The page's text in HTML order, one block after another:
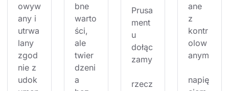
owyw
any i
utrwa
lany
zgod
nie z
udok
bne
warto
ści,
ale
twier
dzeni
a
Prusa
ment
u
dołąc
zamy
rzecz
ane
z
kontr
olow
anym
napię